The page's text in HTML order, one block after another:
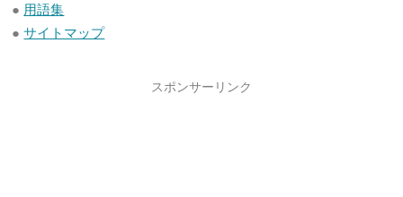
● 用語集
●サイトマップ
スポンサーリンク